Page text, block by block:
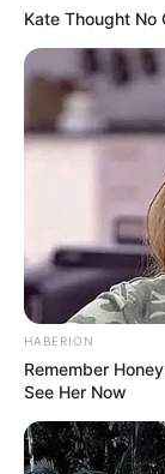
Kate Thought No
HABERION
Remember
See Her Now